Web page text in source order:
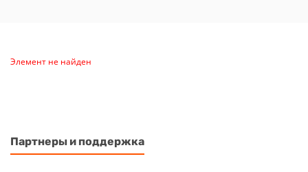
Элемент не найден
Партнеры и поддержка